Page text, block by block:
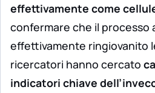
effettivamente come
confermare che il processo
effettivamente ringiovanito
ricercatori hanno cercato
indicatori chiave